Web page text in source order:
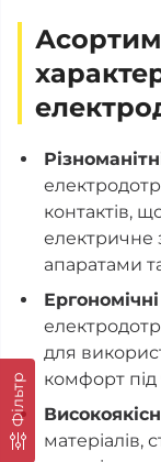
Фільтр
контактів,
електричне
апаратами
для
комфорт під
матеріалів,